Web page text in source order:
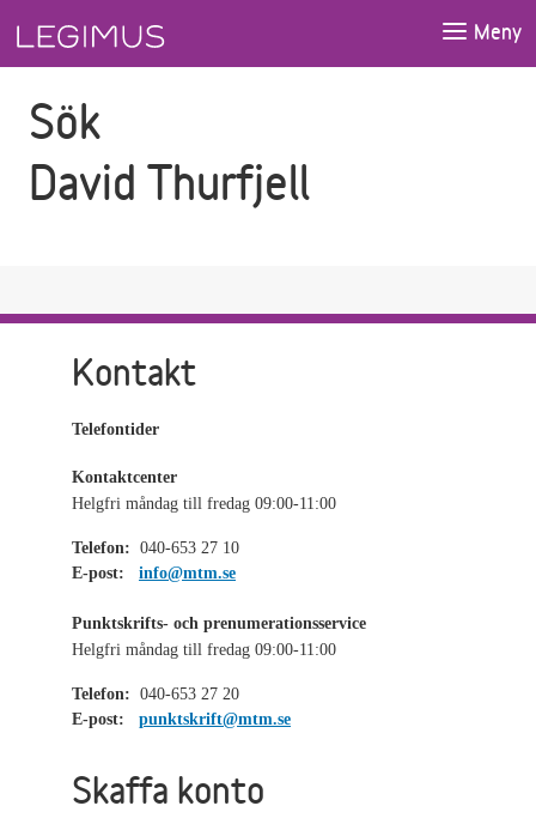
Meny
Sök
David Thurfjell
Kontakt
Telefontider
Kontaktcenter
Helgfri måndag till fredag 09:00-11:00
Telefon: 040-653 27 10
E-post:
info@mtm.se
Punktskrifts- och prenumerationsservice
Helgfri måndag till fredag 09:00-11:00
Telefon: 040-653 27 20
E-post:
punktskrift@mtm.se
Skaffa konto